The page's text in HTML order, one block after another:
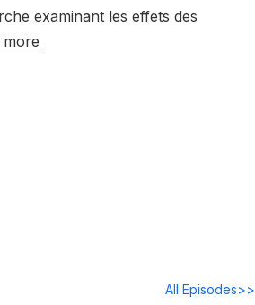
examinant les effets des
more
All Episodes>>